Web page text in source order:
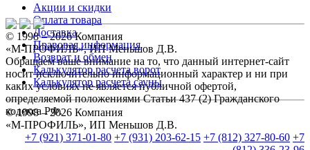
Акции и скидки
Оплата товара
Доставка
Правовая информация
Возврат и обмен
Калькулятор расчета ворот
Калькулятор расчета сауны
© 1998 – 2026 Компания
«М-ПРОФИЛЬ», ИП Меньшов Д.В.
+7 (921) 371-01-80 +7 (931) 203-62-15 +7 (812) 327-80-60 +7
© 1998 – 2026 Компания
«М-ПРОФИЛЬ», ИП Меньшов Д.В.
Обращаем ваше внимание на то, что данный интернет-сайт
носит исключительно информационный характер и ни при
каких условиях не является публичной офертой,
определяемой положениями Статьи 437 (2) Гражданского
кодекса РФ.